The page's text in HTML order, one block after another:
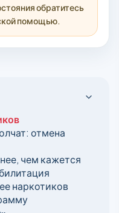
обратитесь
помощью.
отмена
чем кажется
наркотиков